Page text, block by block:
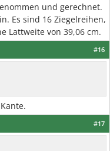
und gerechnet.
Es sind 16 Ziegelreihen,
Lattweite von 39,06 cm.
#16
#17